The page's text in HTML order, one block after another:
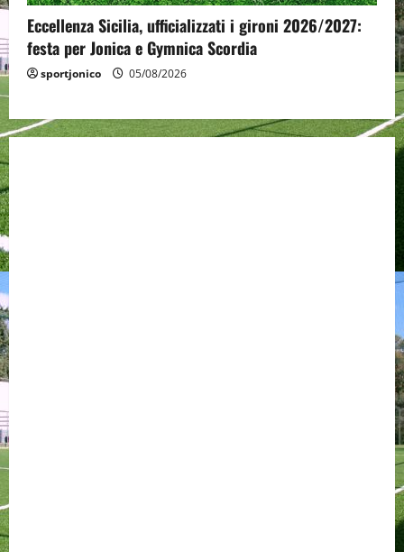
Eccellenza Sicilia, ufficializzati i gironi 2026/2027:
festa per Jonica e Gymnica Scordia
sportjonico 05/08/2026